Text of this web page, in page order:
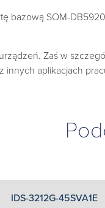
bazową SOM-
Zaś w
aplikacjach
IDS-3212G-45SVA1E